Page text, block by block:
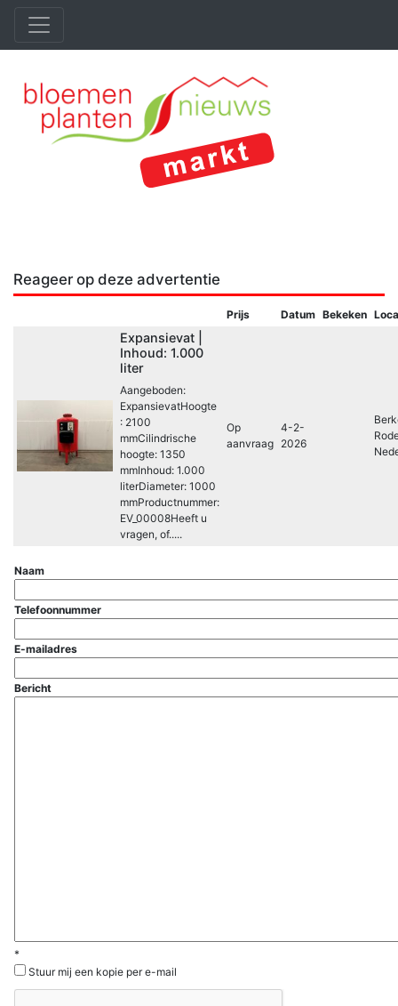
Reageer op deze advertentie
Prijs Datum Bekeken
Expansievat |
Inhoud: 1.000
liter
Aangeboden:
ExpansievatHoogte
: 2100
mmCilindrische
hoogte: 1350
mmInhoud: 1.000
literDiameter: 1000
mmProductnummer:
EV_00008Heeft u
vragen, of.....
Op
aanvraag
4-2-
2026
Naam
Telefoonnummer
E-mailadres
Bericht
*
Stuur mij een kopie per e-mail